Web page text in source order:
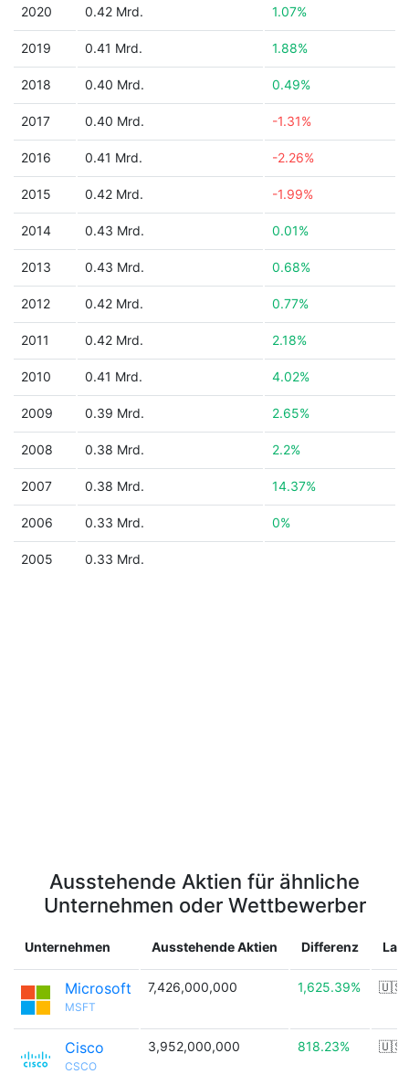
2020 0.42 Mrd. 1.07%
2019 0.41 Mrd. 1.88%
2018 0.40 Mrd. 0.49%
2017 0.40 Mrd. -1.31%
2016 0.41 Mrd. -2.26%
2015 0.42 Mrd. -1.99%
2014 0.43 Mrd. 0.01%
2013 0.43 Mrd. 0.68%
2012 0.42 Mrd. 0.77%
2011 0.42 Mrd. 2.18%
2010 0.41 Mrd. 4.02%
2009 0.39 Mrd. 2.65%
2008 0.38 Mrd. 2.2%
2007 0.38 Mrd. 14.37%
2006 0.33 Mrd. 0%
2005 0.33 Mrd.
Ausstehende Aktien für ähnliche
Unternehmen oder Wettbewerber
Unternehmen Ausstehende Aktien Differenz
Microsoft
MSFT
7,426,000,000 1,625.39% 🇺🇸
Cisco
CSCO
3,952,000,000 818.23% 🇺🇸